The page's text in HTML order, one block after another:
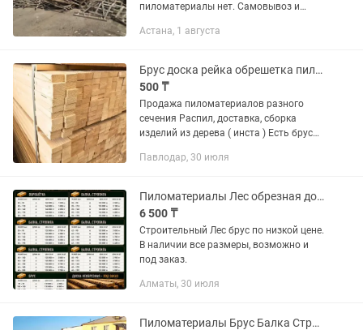
пиломатериалы нет. Самовывоз и
18.00. Воскресенье выходной, по
Астана, 1 августа
Брус доска рейка обрешетка пиломатериалы
500 ₸
Продажа пиломатериалов разного
сечения Распил, доставка, сборка
изделий из дерева ( инста ) Есть брус
способ оплаты, документация Есть
Павлодар, 30 июля
Пиломатериалы Лес обрезная доска Брус
6 500 ₸
Строительный Лес брус по низкой цене.
В наличии все размеры, возможно и
под заказ.
Алматы, 30 июля
Пиломатериалы Брус Балка Стропила Доска